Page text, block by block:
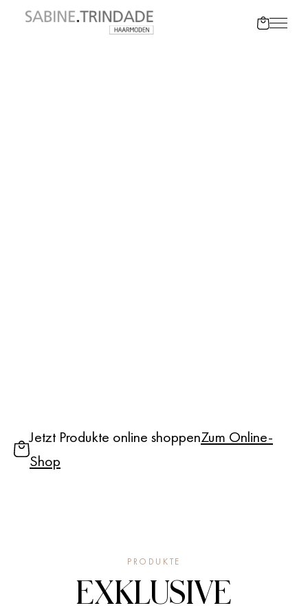
Jetzt Produkte online shoppenZum Online-
Shop
PRODUKTE
EXKLUSIVE